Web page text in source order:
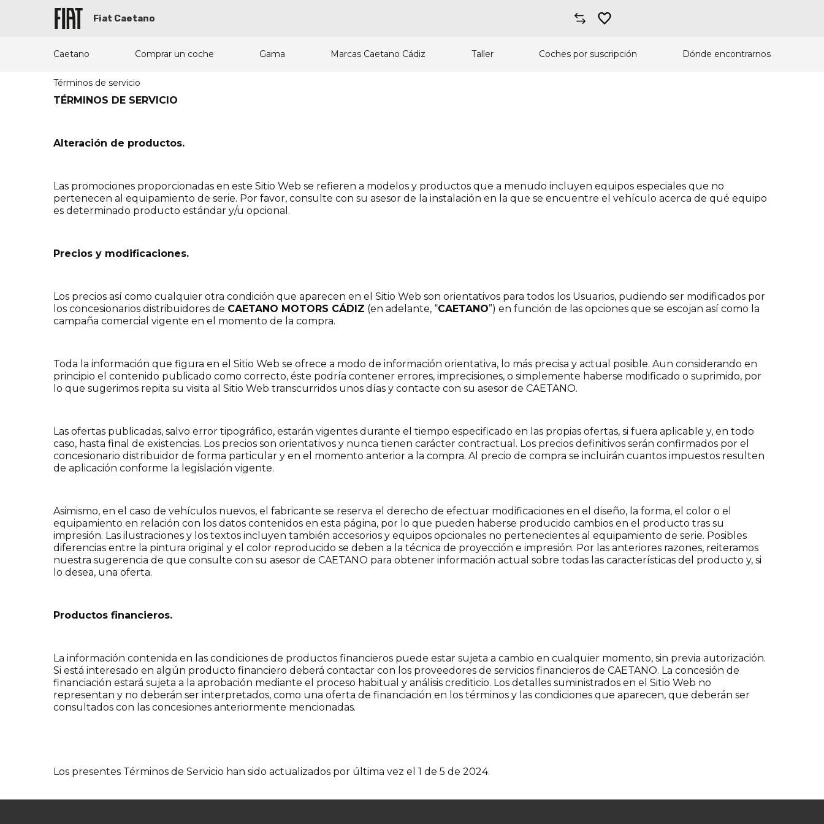
Fiat Caetano
Caetano Comprar un coche Gama Marcas Caetano Cádiz Taller Coches por suscripción Dónde encontrarnos
Términos de servicio
TÉRMINOS DE SERVICIO
Alteración de productos.
Las promociones proporcionadas en este Sitio Web se refieren a modelos y productos que a menudo incluyen equipos especiales que no
pertenecen al equipamiento de serie. Por favor, consulte con su asesor de la instalación en la que se encuentre el vehículo acerca de qué equipo
es determinado producto estándar y/u opcional.
Precios y modificaciones.
Los precios así como cualquier otra condición que aparecen en el Sitio Web son orientativos para todos los Usuarios, pudiendo ser modificados por
los concesionarios distribuidores de CAETANO MOTORS CÁDIZ (en adelante, “CAETANO”) en función de las opciones que se escojan así como la
campaña comercial vigente en el momento de la compra.
Toda la información que figura en el Sitio Web se ofrece a modo de información orientativa, lo más precisa y actual posible. Aun considerando en
principio el contenido publicado como correcto, éste podría contener errores, imprecisiones, o simplemente haberse modificado o suprimido, por
lo que sugerimos repita su visita al Sitio Web transcurridos unos días y contacte con su asesor de CAETANO.
Las ofertas publicadas, salvo error tipográfico, estarán vigentes durante el tiempo especificado en las propias ofertas, si fuera aplicable y, en todo
caso, hasta final de existencias. Los precios son orientativos y nunca tienen carácter contractual. Los precios definitivos serán confirmados por el
concesionario distribuidor de forma particular y en el momento anterior a la compra. Al precio de compra se incluirán cuantos impuestos resulten
de aplicación conforme la legislación vigente.
Asimismo, en el caso de vehículos nuevos, el fabricante se reserva el derecho de efectuar modificaciones en el diseño, la forma, el color o el
equipamiento en relación con los datos contenidos en esta página, por lo que pueden haberse producido cambios en el producto tras su
impresión. Las ilustraciones y los textos incluyen también accesorios y equipos opcionales no pertenecientes al equipamiento de serie. Posibles
diferencias entre la pintura original y el color reproducido se deben a la técnica de proyección e impresión. Por las anteriores razones, reiteramos
nuestra sugerencia de que consulte con su asesor de CAETANO para obtener información actual sobre todas las características del producto y, si
lo desea, una oferta.
Productos financieros.
La información contenida en las condiciones de productos financieros puede estar sujeta a cambio en cualquier momento, sin previa autorización.
Si está interesado en algún producto financiero deberá contactar con los proveedores de servicios financieros de CAETANO. La concesión de
financiación estará sujeta a la aprobación mediante el proceso habitual y análisis crediticio. Los detalles suministrados en el Sitio Web no
representan y no deberán ser interpretados, como una oferta de financiación en los términos y las condiciones que aparecen, que deberán ser
consultados con las concesiones anteriormente mencionadas.
Los presentes Términos de Servicio han sido actualizados por última vez el 1 de 5 de 2024.